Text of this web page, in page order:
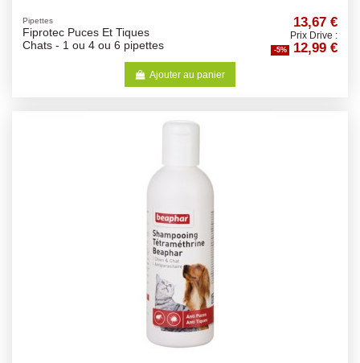
Pipettes
Fiprotec Puces Et Tiques
Chats - 1 ou 4 ou 6 pipettes
13,67 €
Prix Drive :
-5% 12,99 €
Ajouter au panier